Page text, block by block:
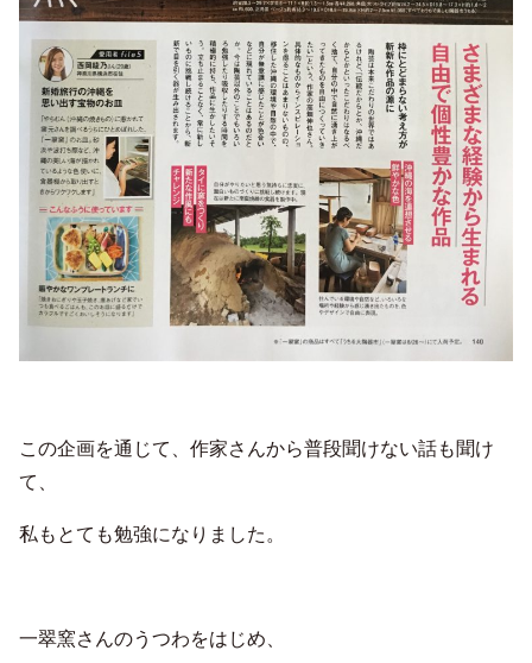
この企画を通じて、作家さんから普段聞けない話も聞け
て、
私もとても勉強になりました。
一翠窯さんのうつわをはじめ、